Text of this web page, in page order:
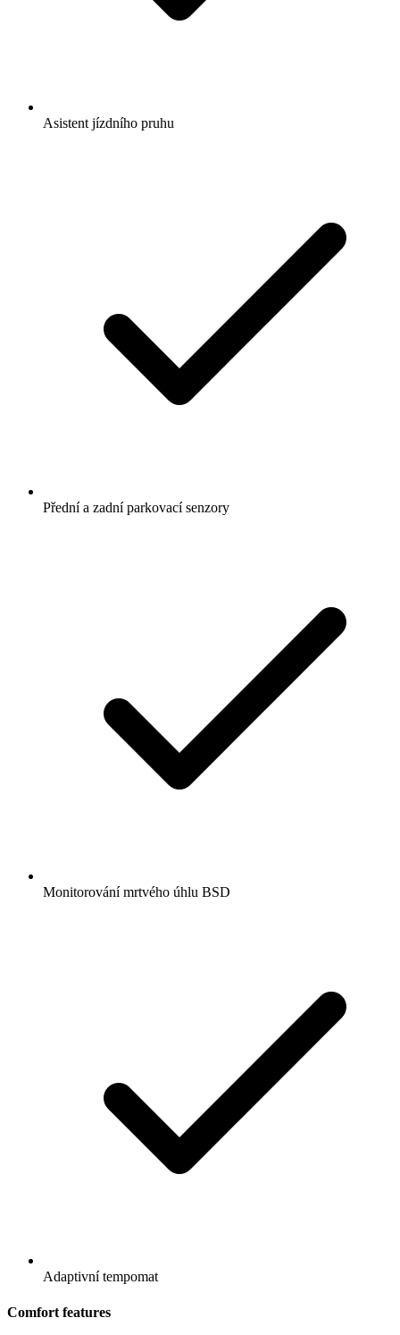
Asistent jízdního pruhu
Přední a zadní parkovací senzory
Monitorování mrtvého úhlu BSD
Adaptivní tempomat
Comfort features